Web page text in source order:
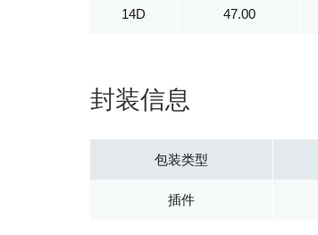
14D 47.00
封装信息
包装类型
插件